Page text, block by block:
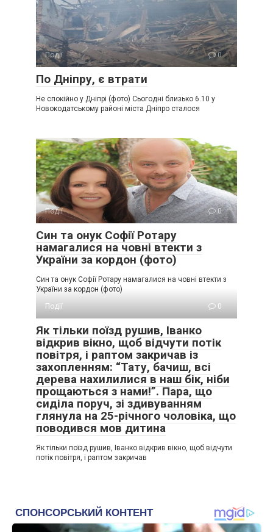
Події 0
По Дніпру, є втрати
Не спокійно у Дніпрі (фото) Сьогодні близько 6.10 у
Новокодатському районі міста Дніпро сталося
Події 0
Син та онук Софії Ротару
намагалися на човні втекти з
України за кордон (фото)
Син та онук Софії Ротару намагалися на човні втекти з
України за кордон (фото)
Події
0
Як тільки поїзд рушив, Іванко
відкрив вікно, щоб відчути потік
повітря, і раптом закричав із
захопленням: “Тату, бачиш, всі
дерева нахилилися в наш бік, ніби
прощаються з нами!”. Пара, що
сиділа поруч, зі здивуванням
глянула на 25-річного чоловіка, що
поводився мов дитина
Як тільки поїзд рушив, Іванко відкрив вікно, щоб відчути
потік повітря, і раптом закричав